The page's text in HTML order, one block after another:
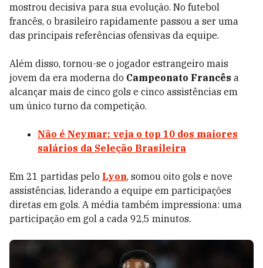
mostrou decisiva para sua evolução. No futebol
francês, o brasileiro rapidamente passou a ser uma
das principais referências ofensivas da equipe.
Além disso, tornou-se o jogador estrangeiro mais
jovem da era moderna do Campeonato Francês a
alcançar mais de cinco gols e cinco assistências em
um único turno da competição.
Não é Neymar: veja o top 10 dos maiores
salários da Seleção Brasileira
Em 21 partidas pelo Lyon, somou oito gols e nove
assistências, liderando a equipe em participações
diretas em gols. A média também impressiona: uma
participação em gol a cada 92,5 minutos.